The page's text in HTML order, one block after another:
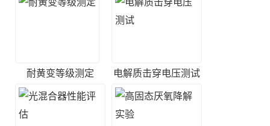
耐黄变等级测定 电解质击穿电压测试